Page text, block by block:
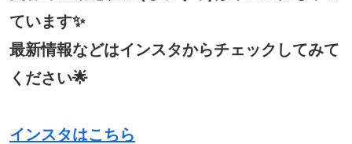
ています✨
最新情報などはインスタからチェックしてみて
ください🌟
インスタはこちら